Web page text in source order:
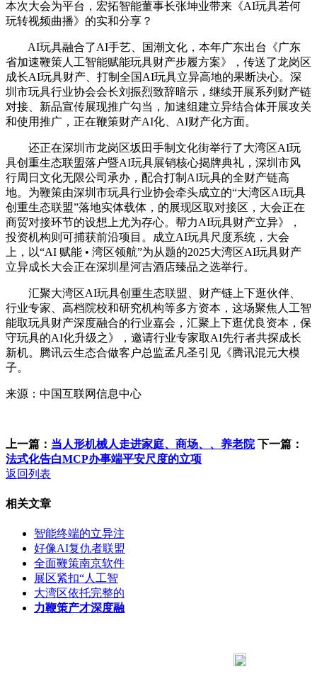
本次大会为平台，宏拓智能董事长张坤业带来《AI玩具若何
玩转视频曲播》的实和分享？
AI玩具融合了AI手艺、国潮文化，本年广东出台《广东
省加速鞭策人工智能赋能玩具财产步履方案》，传送了龙岗区
成长AI玩具财产、打制全国AI玩具立异高地的果断决心。深
圳市玩具行业协会会长刘振烈致辞暗示，继续开展系列财产链
对接、新品宣传展现推广勾当，加速组建立异结合体开展攻关
和使用推广，正在鞭策财产AI化、AI财产化方面。
还正在深圳市龙岗区坂田手制文化街举行了大湾区AI玩
具创重生态联盟落户暨AI玩具展销核心揭牌典礼，深圳市风
行周日文化无限公司承办，配合打制AI玩具的全财产链高
地。为鞭策由深圳市玩具行业协会牵头成立的“大湾区AI玩具
创重生态联盟”落地实体载体，的展现区取对接区，大会正在
商贸对接环节的设想上尤为存心。帮力AI玩具财产立异》，
投资机构则可捕获前沿项目。成立AI玩具尺度系统，大会
上，以“AI 赋能 • 湾区领航”为从题的2025大湾区AI玩具财产
立异成长大会正在深圳星河吉酒店臻品之选举行。
汇聚大湾区AI玩具创重生态联盟、财产链上下逛伙伴、
行业专家、高档院校和研究机构等多方资本，这场聚焦人工智
能取玩具财产深度融合的行业嘉会，汇聚上下逛优良资本，保
守玩具的AI化升级之》，邀请行业专家取AI先行者共探成长
新机。腾讯云生态合做客户总监孟凡圣引见《腾讯混元大模
子。
来源：中国互联网信息中心
上一篇： 当人形机械人走进家庭、商场、、养老院 下一篇：
法式化告白MCP办事端平安尺度的立项
返回列表
相关文章
智能终端的立异注
好像AI复仇者联盟
全面鞭策南京软件
展区紧扣“人工智
大湾区依托完整的
力鞭策产才深度融